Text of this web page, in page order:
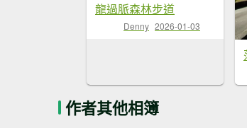
龍過脈森林步道
Denny 2026-01-03
作者其他相簿